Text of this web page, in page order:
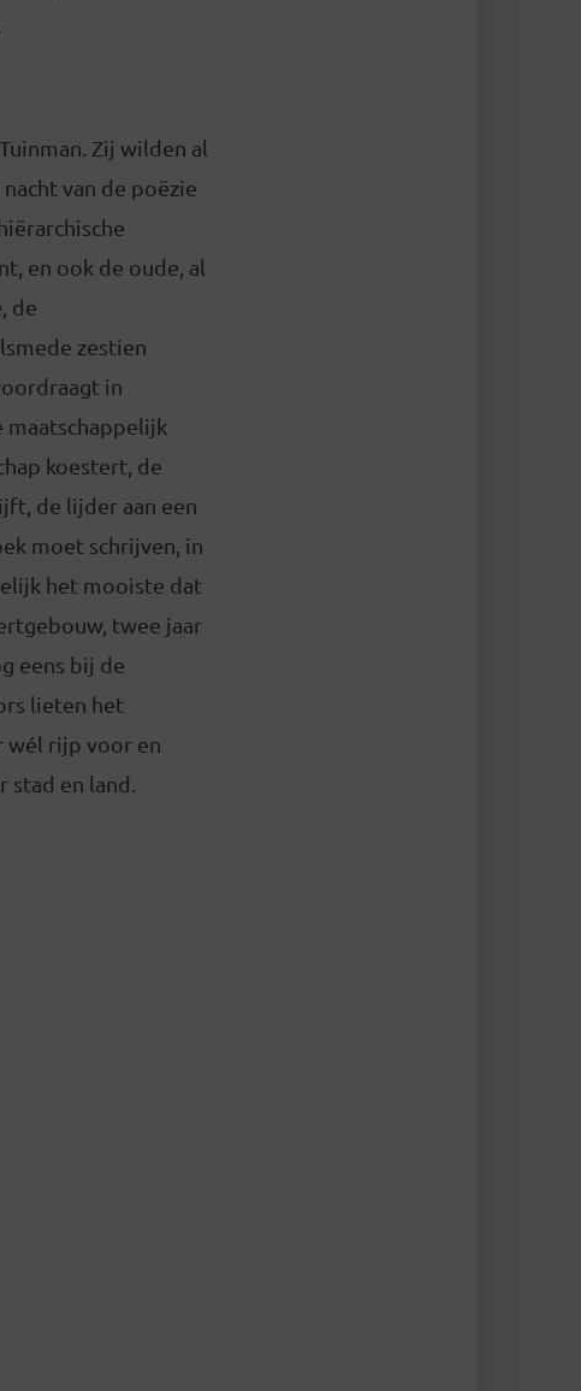
Zij wilden al
van de poëzie
en ook de oude, al
de
zestien
in
maatschappelijk
koestert, de
de lijder aan een
moet schrijven, in
het mooiste dat
twee jaar
eens bij de
lieten het
wél rijp voor en
stad en land.